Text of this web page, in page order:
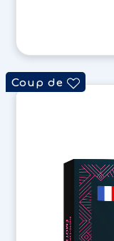
Coup de